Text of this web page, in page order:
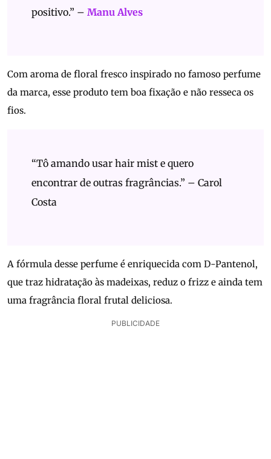
positivo.” – Manu Alves
Com aroma de floral fresco inspirado no famoso perfume
da marca, esse produto tem boa fixação e não resseca os
fios.
“Tô amando usar hair mist e quero
encontrar de outras fragrâncias.” – Carol
Costa
A fórmula desse perfume é enriquecida com D-Pantenol,
que traz hidratação às madeixas, reduz o frizz e ainda tem
uma fragrância floral frutal deliciosa.
PUBLICIDADE